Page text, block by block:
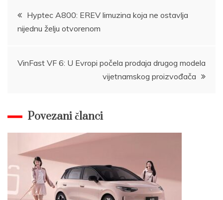
Post
navigation
Hyptec A800: EREV limuzina koja ne ostavlja
nijednu želju otvorenom
VinFast VF 6: U Evropi počela prodaja drugog modela
vijetnamskog proizvođača
Povezani članci